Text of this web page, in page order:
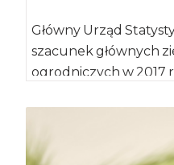
Główny Urząd
szacunek głównych
ogrodniczych w 2017